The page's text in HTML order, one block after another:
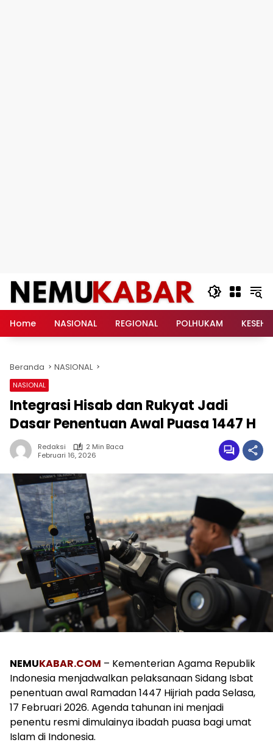
Langsung
konten
Home
NASIONAL REGIONAL POLHUKAM
Beranda NASIONAL
NASIONAL
Integrasi Hisab dan Rukyat Jadi
Dasar Penentuan Awal Puasa 1447 H
Redaksi
2 Min Baca
Februari 16, 2026
NEMUKABAR.COM – Kementerian Agama Republik
Indonesia menjadwalkan pelaksanaan Sidang Isbat
penentuan awal Ramadan 1447 Hijriah pada Selasa,
17 Februari 2026. Agenda tahunan ini menjadi
penentu resmi dimulainya ibadah puasa bagi umat
Islam di Indonesia.